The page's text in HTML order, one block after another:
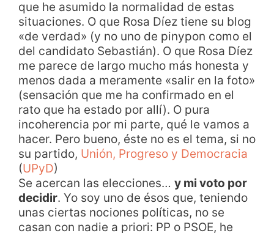
que he asumido la normalidad de estas
situaciones. O que Rosa Díez tiene su blog
«de verdad» (y no uno de pinypon como el
del candidato Sebastián). O que Rosa Díez
me parece de largo mucho más honesta y
menos dada a meramente «salir en la foto»
(sensación que me ha confirmado en el
rato que ha estado por allí). O pura
incoherencia por mi parte, qué le vamos a
hacer. Pero bueno, éste no es el tema, si no
su partido, Unión, Progreso y Democracia
(UPyD)
Se acercan las elecciones… y mi voto por
decidir. Yo soy uno de ésos que, teniendo
unas ciertas nociones políticas, no se
casan con nadie a priori: PP o PSOE, he